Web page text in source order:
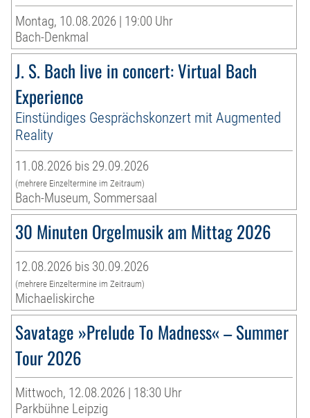
Montag, 10.08.2026 | 19:00 Uhr
Bach-Denkmal
J. S. Bach live in concert: Virtual Bach
Experience
Einstündiges Gesprächskonzert mit Augmented
Reality
11.08.2026 bis 29.09.2026
(mehrere Einzeltermine im Zeitraum)
Bach-Museum, Sommersaal
30 Minuten Orgelmusik am Mittag 2026
12.08.2026 bis 30.09.2026
(mehrere Einzeltermine im Zeitraum)
Michaeliskirche
Savatage »Prelude To Madness« – Summer
Tour 2026
Mittwoch, 12.08.2026 | 18:30 Uhr
Parkbühne Leipzig